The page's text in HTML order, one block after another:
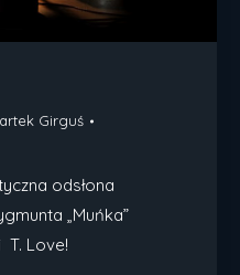
Girguś
odsłona
„Muńka”
T. Love!